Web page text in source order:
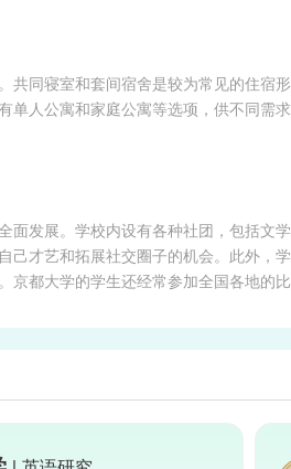
共同寝室和套间宿舍是较为常见的住宿
单人公寓和家庭公寓等选项，供不同需
面发展。学校内设有各种社团，包括文
己才艺和拓展社交圈子的机会。此外，
京都大学的学生还经常参加全国各地的